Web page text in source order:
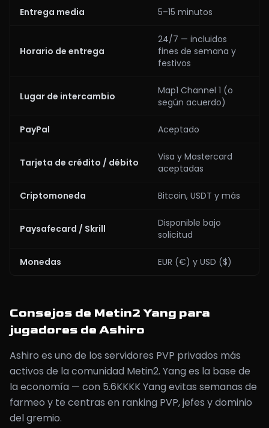
Entrega media 5–15 minutos
Horario de entrega
24/7 — incluidos
fines de semana y
festivos
Lugar de intercambio
Map1 Channel 1 (o
según acuerdo)
PayPal Aceptado
Tarjeta de crédito / débito
Visa y Mastercard
aceptadas
Criptomoneda Bitcoin, USDT y más
Paysafecard / Skrill
Disponible bajo
solicitud
Monedas EUR (€) y USD ($)
Consejos de Metin2 Yang para
jugadores de Ashiro
Ashiro es uno de los servidores PVP privados más
activos de la comunidad Metin2. Yang es la base de
la economía — con 5.6KKKK Yang evitas semanas de
farmeo y te centras en ranking PVP, jefes y dominio
del gremio.